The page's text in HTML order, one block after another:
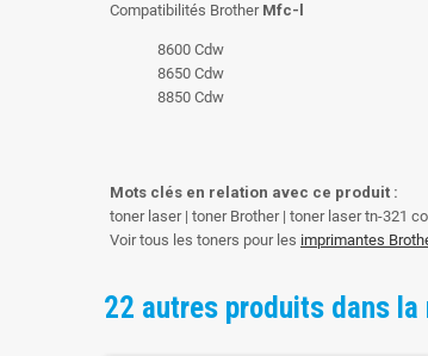
Compatibilités Brother Mfc-l
8600 Cdw
8650 Cdw
8850 Cdw
Mots clés en relation avec ce produit :
toner laser | toner Brother | toner laser tn-321
Voir tous les toners pour les imprimantes
22 autres produits dans la